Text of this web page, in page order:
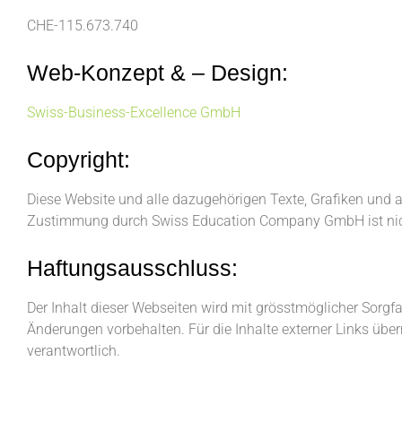
CHE-115.673.740
Web-Konzept & – Design:
Swiss-Business-Excellence GmbH
Copyright:
Diese Website und alle dazugehörigen Texte, Grafiken
Zustimmung durch Swiss Education Company GmbH ist
Haftungsausschluss:
Der Inhalt dieser Webseiten wird mit grösstmöglicher
Änderungen vorbehalten. Für die Inhalte externer Links
verantwortlich.